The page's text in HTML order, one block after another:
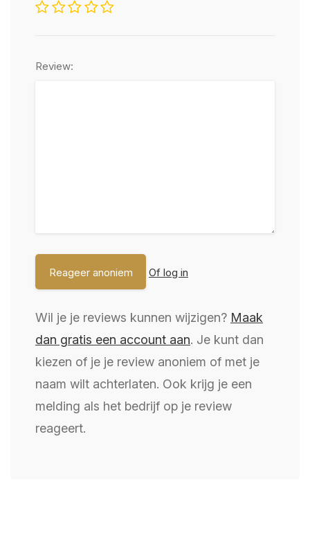
Review:
Of log in
Wil je je reviews kunnen wijzigen? Maak
dan gratis een account aan. Je kunt dan
kiezen of je je review anoniem of met je
naam wilt achterlaten. Ook krijg je een
melding als het bedrijf op je review
reageert.